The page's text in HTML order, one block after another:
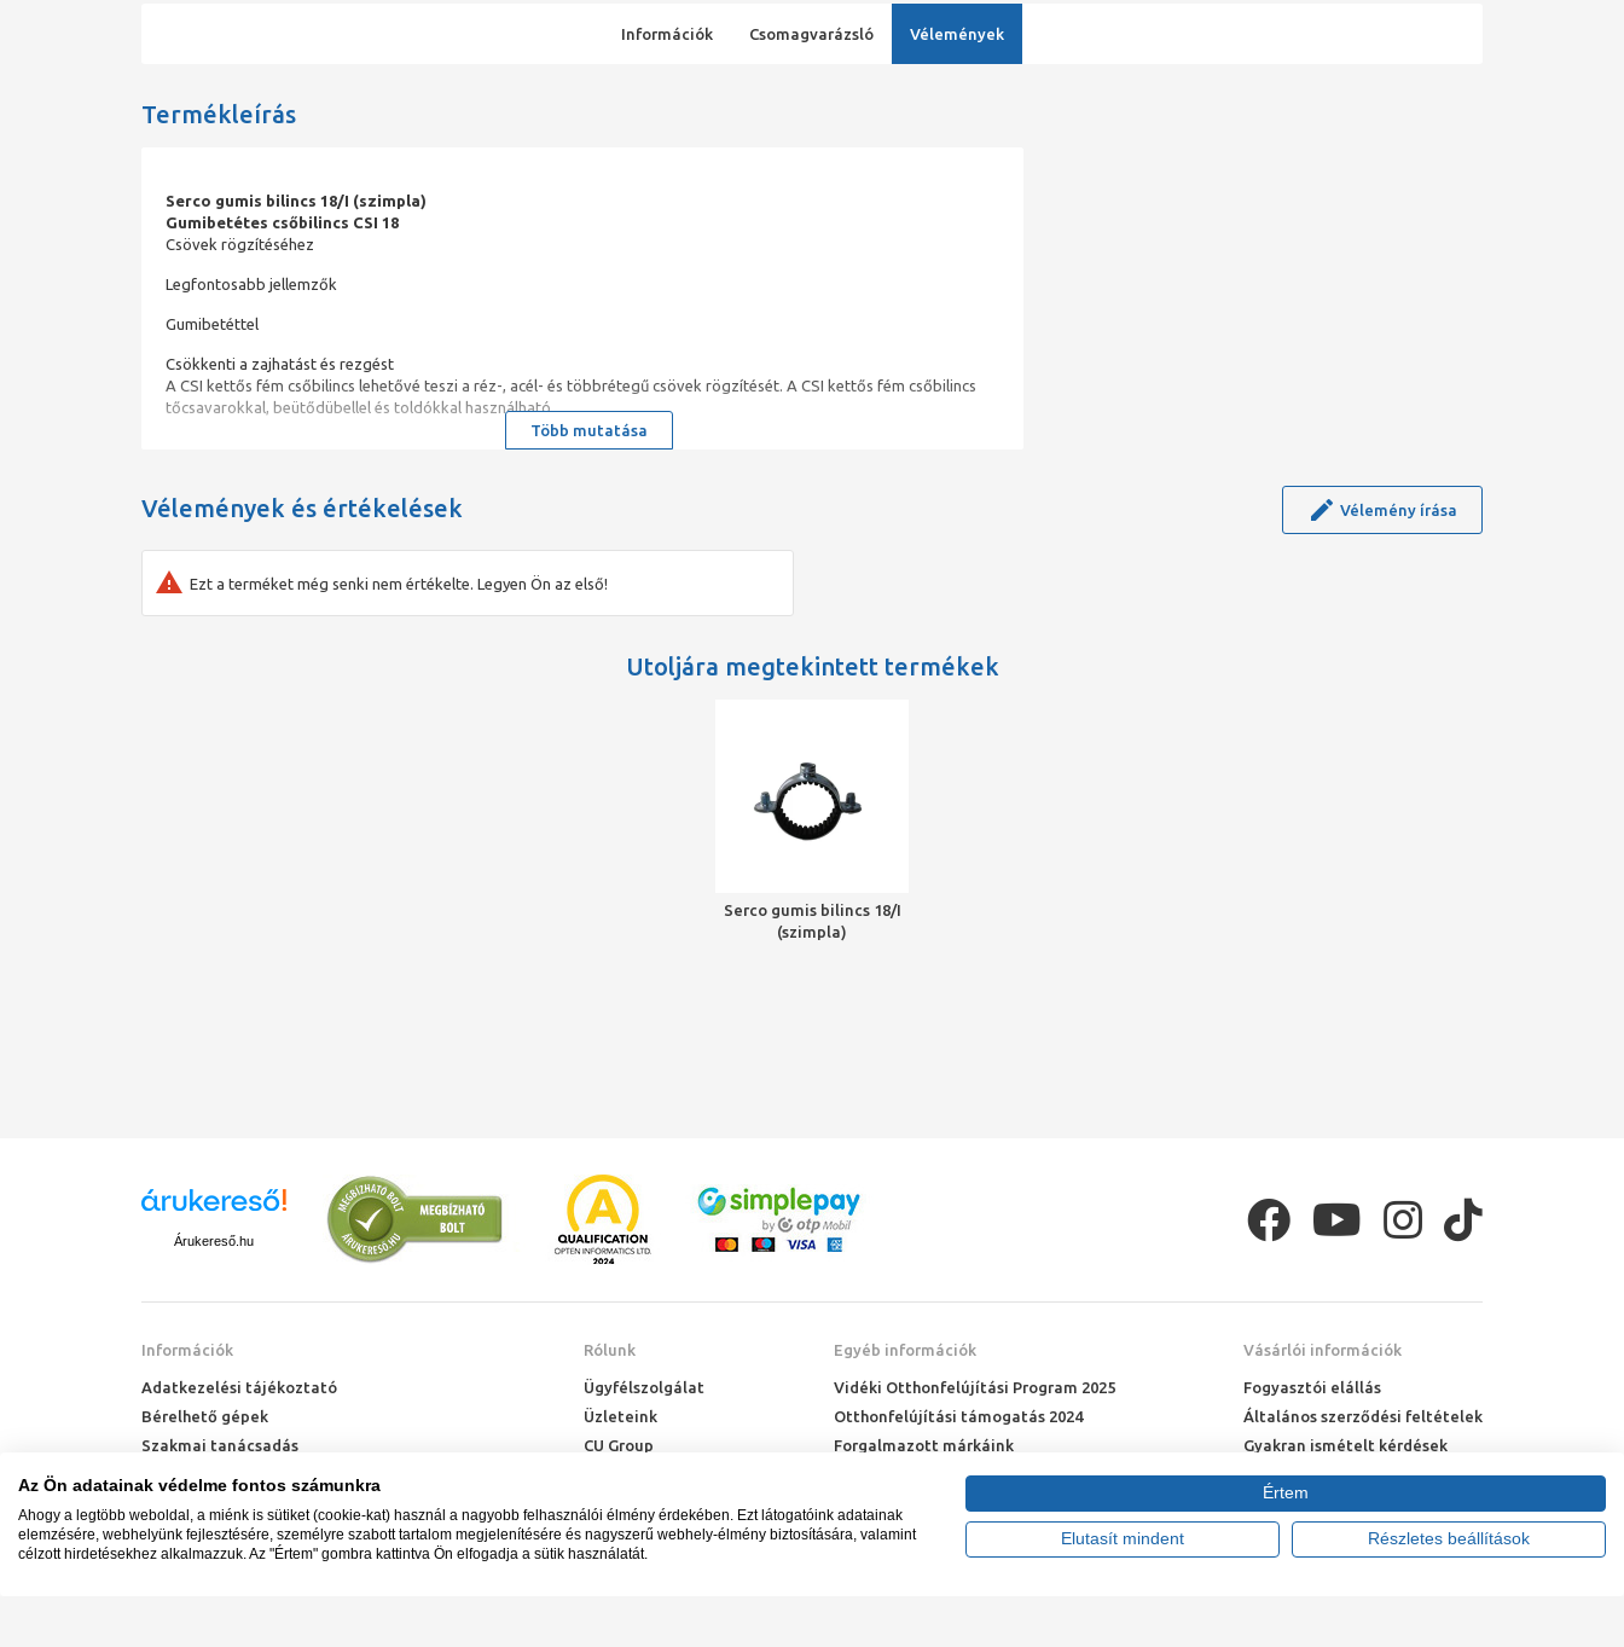
Információk Csomagvarázsló Vélemények
Termékleírás
Serco gumis bilincs 18/I (szimpla)
Gumibetétes csőbilincs CSI 18
Csövek rögzítéséhez
Legfontosabb jellemzők
Gumibetéttel
Csökkenti a zajhatást és rezgést
A CSI kettős fém csőbilincs lehetővé teszi a réz-, acél- és többrétegű csövek rögzítését. A CSI kettős fém csőbilincs
tőcsavarokkal, beütődübellel és toldókkal használható.
Több mutatása
Vélemények és értékelések Vélemény írása
Ezt a terméket még senki nem értékelte. Legyen Ön az első!
Utoljára megtekintett termékek
Serco gumis bilincs 18/I
(szimpla)
Árukereső.hu
Információk
Adatkezelési tájékoztató
Bérelhető gépek
Szakmai tanácsadás
Technik Cool Pro hőszivattyú tájékoztató
Hőszivattyú kalkulátor
Rólunk
Ügyfélszolgálat
Üzleteink
CU Group
Egyéb információk
Vidéki Otthonfelújítási Program 2025
Otthonfelújítási támogatás 2024
Forgalmazott márkáink
Adatkezelési kérelem
Vásárlói információk
Fogyasztói elállás
Általános szerződési feltételek
Gyakran ismételt kérdések
Online rendelés menete
Fizetési feltételek
Az Ön adatainak védelme fontos számunkra
Ahogy a legtöbb weboldal, a miénk is sütiket (cookie-kat) használ a nagyobb felhasználói élmény érdekében. Ezt látogatóink adatainak
elemzésére, webhelyünk fejlesztésére, személyre szabott tartalom megjelenítésére és nagyszerű webhely-élmény biztosítására, valamint
célzott hirdetésekhez alkalmazzuk. Az "Értem" gombra kattintva Ön elfogadja a sütik használatát.
Értem
Elutasít mindent Részletes beállítások